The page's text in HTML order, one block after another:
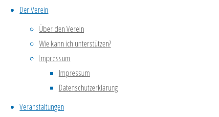
Der Verein
Über den Verein
Wie kann ich unterstützen?
Impressum
Impressum
Datenschutzerklärung
Veranstaltungen
Januar
|
19:00
-
21:00
€3